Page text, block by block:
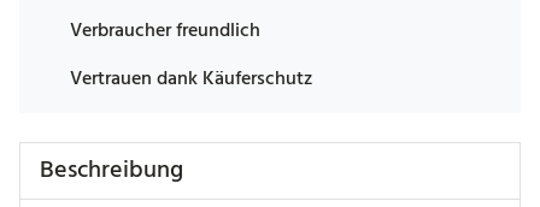
Verbraucher freundlich
Vertrauen dank Käuferschutz
Beschreibung